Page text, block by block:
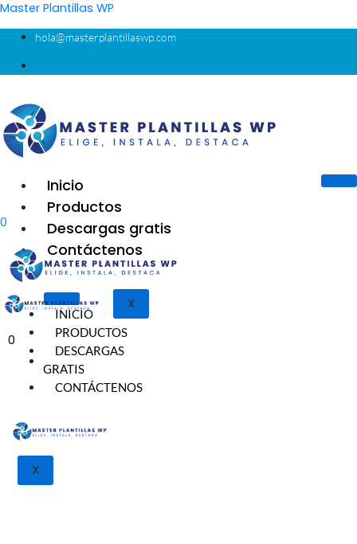
Ir
contenido
Master Plantillas WP
hola@masterplantillaswp.com
Inicio
Productos
Descargas gratis
Contáctenos
X
0
INICIO
PRODUCTOS
DESCARGAS
GRATIS
CONTÁCTENOS
X
0